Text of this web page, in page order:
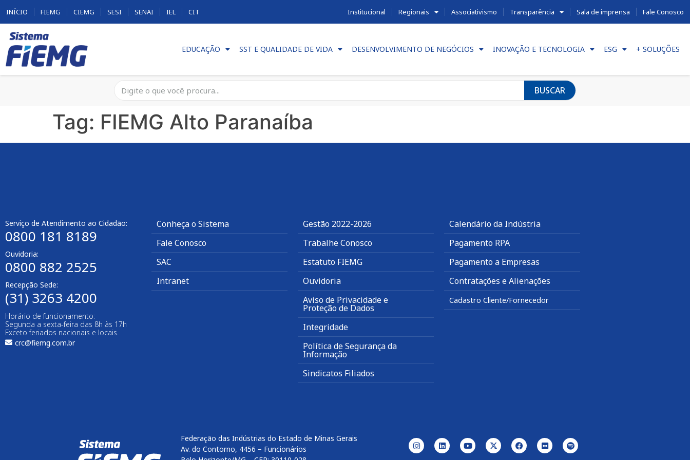
INÍCIO FIEMG CIEMG SESI SENAI IEL CIT Institucional Regionais Associativismo Transparência Sala de imprensa Fale Conosco
EDUCAÇÃO SST E QUALIDADE DE VIDA DESENVOLVIMENTO DE NEGÓCIOS INOVAÇÃO E TECNOLOGIA ESG + SOLUÇÕES
BUSCAR
Tag: FIEMG Alto Paranaíba
Serviço de Atendimento ao Cidadão:
0800 181 8189
Ouvidoria:
0800 882 2525​
Recepção Sede:
(31) 3263 4200
Horário de funcionamento:
Segunda a sexta-feira das 8h às 17h
Exceto feriados nacionais e locais.
crc@fiemg.com.br
Conheça o Sistema
Fale Conosco
SAC
Intranet
Gestão 2022-2026
Trabalhe Conosco
Estatuto FIEMG
Ouvidoria
Aviso de Privacidade e
Proteção de Dados
Integridade
Política de Segurança da
Informação
Sindicatos Filiados
Calendário da Indústria
Pagamento RPA
Pagamento a Empresas
Contratações e Alienações
Cadastro Cliente/Fornecedor
Federação das Indústrias do Estado de Minas Gerais
Av. do Contorno, 4456 – Funcionários